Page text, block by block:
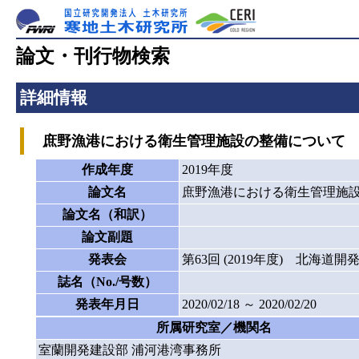
論文・刊行物検索
詳細情報
庶野漁港における衛生管理施設の整備について
作成年度
2019年度
論文名
庶野漁港における衛生管理施
論文名（和訳）
論文副題
発表会
第63回 (2019年度) 北海道開
誌名（No./号数）
発表年月日
2020/02/18 ～ 2020/02/20
所属研究室／機関名
室蘭開発建設部 浦河港湾事務所